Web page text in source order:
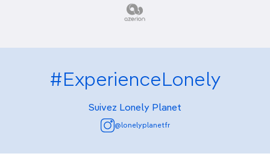
#ExperienceLonely
Suivez Lonely Planet
@lonelyplanetfr